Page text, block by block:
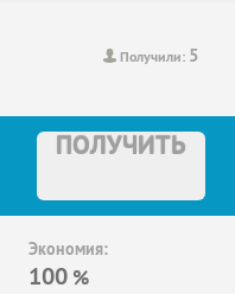
Получили: 5
ПОЛУЧИТЬ
Экономия:
100 %